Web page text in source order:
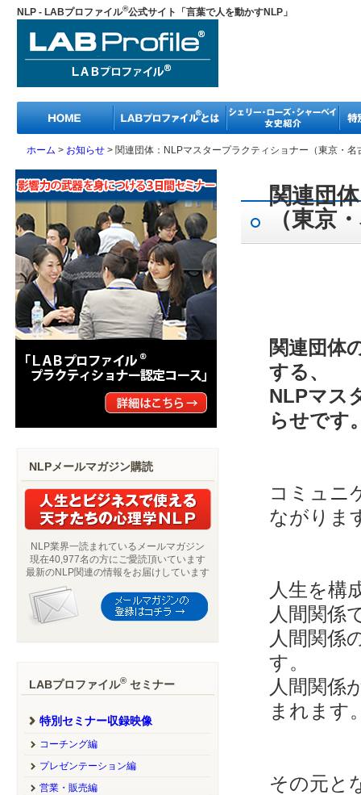
NLP - LABプロファイル®公式サイト「言葉で人を動かすNLP」
ホーム > お知らせ > 関連団体：NLPマスタープラクティショナー（東京・名
関連団
（東京
関連団体
する、
NLPマス
らせです
コミュニ
ながりま
人生を構
人間関係
人間関係
す。
人間関係
まれます
その元と
NLPメールマガジン購読
NLP業界一読まれているメールマガジン
現在40,977名の方にご愛読頂いています
最新のNLP関連の情報をお届けしています
LABプロファイル® セミナー
特別セミナー収録映像
コーチング編
プレゼンテーション編
営業・販売編